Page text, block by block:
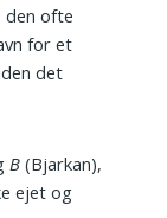
den ofte
for et
det
B (Bjarkan),
ejet og